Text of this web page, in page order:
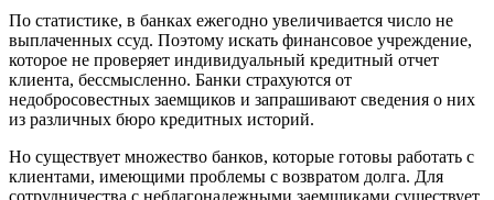
По статистике, в банках ежегодно увеличивается число не
выплаченных ссуд. Поэтому искать финансовое учреждение,
которое не проверяет индивидуальный кредитный отчет
клиента, бессмысленно. Банки страхуются от
недобросовестных заемщиков и запрашивают сведения о них
из различных бюро кредитных историй.
Но существует множество банков, которые готовы работать с
клиентами, имеющими проблемы с возвратом долга. Для
сотрудничества с неблагонадежными заемщиками существует